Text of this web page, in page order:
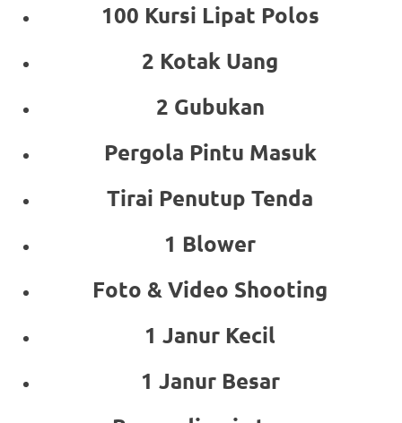
100 Kursi Lipat Polos
2 Kotak Uang
2 Gubukan
Pergola Pintu Masuk
Tirai Penutup Tenda
1 Blower
Foto & Video Shooting
1 Janur Kecil
1 Janur Besar